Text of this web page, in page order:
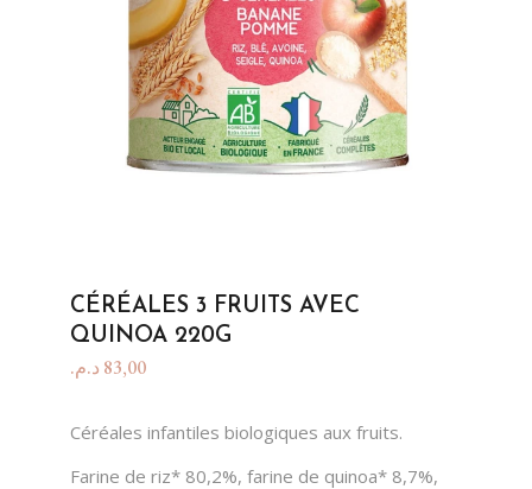
CÉRÉALES 3 FRUITS AVEC
QUINOA 220G
83,00 د.م.
Céréales infantiles biologiques aux fruits.
Farine de riz* 80,2%, farine de quinoa* 8,7%,